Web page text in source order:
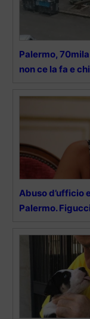
Palermo,
non ce la fa e
Abuso d’ufficio
Palermo.